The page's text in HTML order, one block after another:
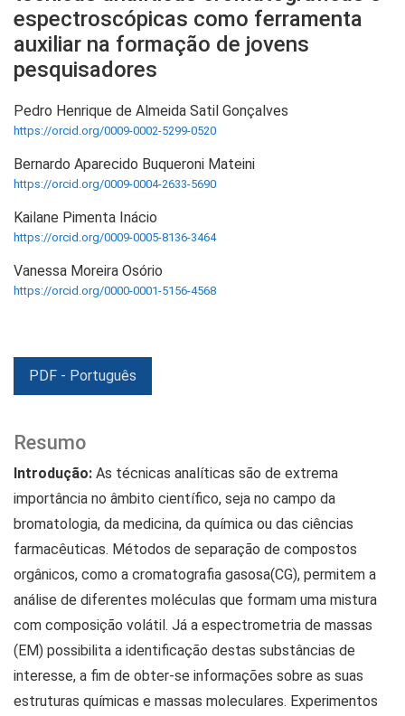
espectroscópicas como ferramenta
auxiliar na formação de jovens
pesquisadores
Pedro Henrique de Almeida Satil Gonçalves
https://orcid.org/0009-0002-5299-0520
Bernardo Aparecido Buqueroni Mateini
https://orcid.org/0009-0004-2633-5690
Kailane Pimenta Inácio
https://orcid.org/0009-0005-8136-3464
Vanessa Moreira Osório
https://orcid.org/0000-0001-5156-4568
PDF - Português
Resumo
Introdução: As técnicas analíticas são de extrema
importância no âmbito científico, seja no campo da
bromatologia, da medicina, da química ou das ciências
farmacêuticas. Métodos de separação de compostos
orgânicos, como a cromatografia gasosa(CG), permitem a
análise de diferentes moléculas que formam uma mistura
com composição volátil. Já a espectrometria de massas
(EM) possibilita a identificação destas substâncias de
interesse, a fim de obter-se informações sobre as suas
estruturas químicas e massas moleculares. Experimentos